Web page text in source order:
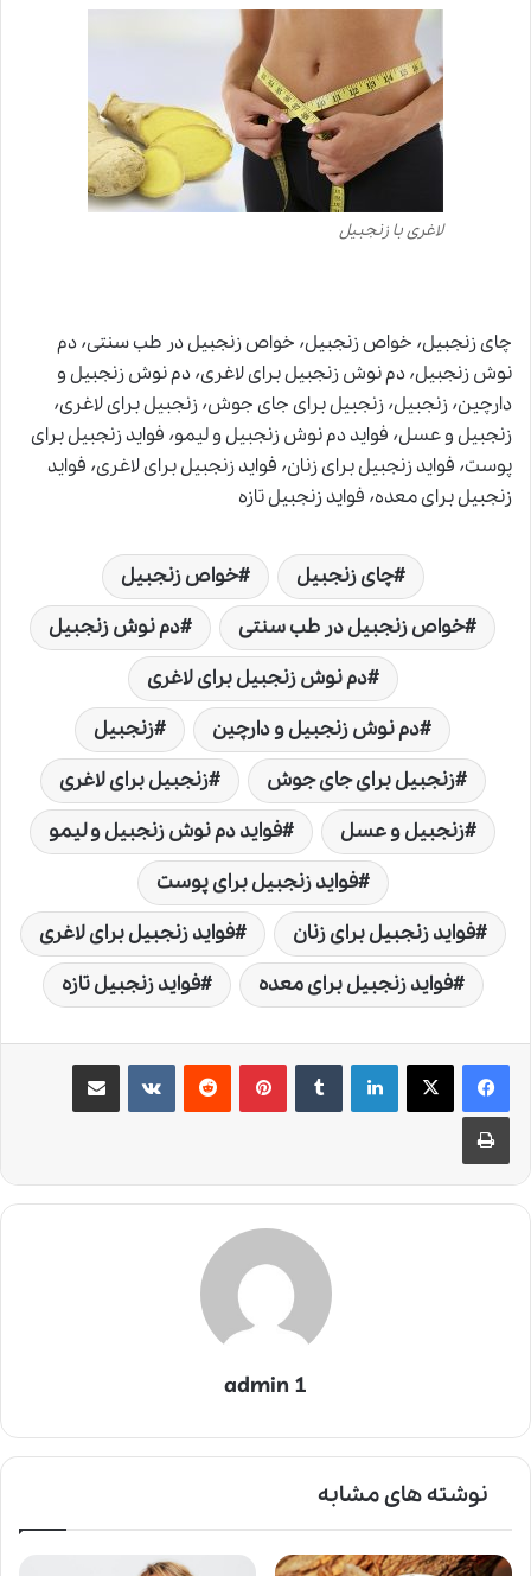
لاغری با زنجبیل
چای زنجبیل٬ خواص زنجبیل٬ خواص زنجبیل در طب سنتی٬ دم
نوش زنجبیل٬ دم نوش زنجبیل برای لاغری٬ دم نوش زنجبیل و
دارچین٬ زنجبیل٬ زنجبیل برای جای جوش٬ زنجبیل برای لاغری٬
زنجبیل و عسل٬ فواید دم نوش زنجبیل و لیمو٬ فواید زنجبیل برای
پوست٬ فواید زنجبیل برای زنان٬ فواید زنجبیل برای لاغری٬ فواید
زنجبیل برای معده٬ فواید زنجبیل تازه
چای زنجبیل
خواص زنجبیل
خواص زنجبیل در طب سنتی
دم نوش زنجبیل
دم نوش زنجبیل برای لاغری
دم نوش زنجبیل و دارچین
زنجبیل
زنجبیل برای جای جوش
زنجبیل برای لاغری
زنجبیل و عسل
فواید دم نوش زنجبیل و لیمو
فواید زنجبیل برای پوست
فواید زنجبیل برای زنان
فواید زنجبیل برای لاغری
فواید زنجبیل برای معده
فواید زنجبیل تازه
لینکدین ‫تامبلر ‫پین‌ترست‫رددیت ‫VKontakteاشتراک گذاری از طریق ایمیل
چاپ
admin 1
نوشته های مشابه